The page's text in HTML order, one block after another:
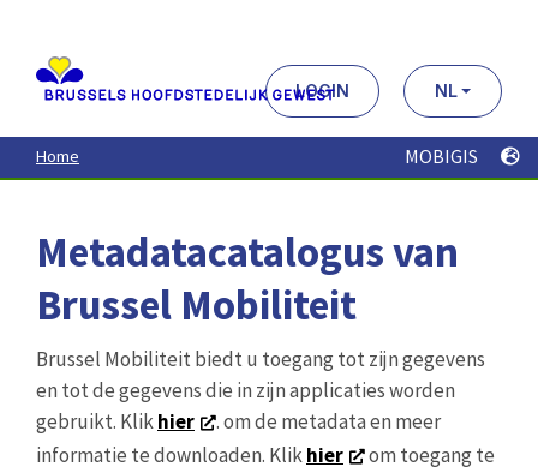
contenu
principal
LOGIN NL
Home MOBIGIS
Metadatacatalogus van
Brussel Mobiliteit
Brussel Mobiliteit biedt u toegang tot zijn gegevens
en tot de gegevens die in zijn applicaties worden
gebruikt. Klikhier
. om de metadata en meer
informatie te downloaden. Klikhier
om toegang te